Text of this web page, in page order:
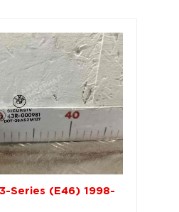
Series (E46) 1998-